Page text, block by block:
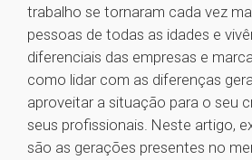
trabalho se tornaram cada vez
pessoas de todas as idades e
diferenciais das empresas e
como lidar com as diferenças
aproveitar a situação para o seu
seus profissionais. Neste artigo,
são as gerações presentes no